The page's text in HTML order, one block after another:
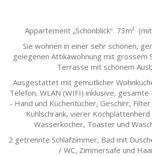
Appartement „Schönblick“ 73m²
Sie wohnen in einer sehr schönen,
gelegenen Attikawohnung mit grossem
Terrasse mit schönem
Ausgestattet mit gemütlicher
Telefon, WLAN (WIFI) inklusive,
- Hand und Küchentücher, Geschirr,
Kühlschrank, vierer
Wasserkocher, Toaster und
2 getrennte Schlafzimmer, Bad mit
/ WC, Zimmersafe und